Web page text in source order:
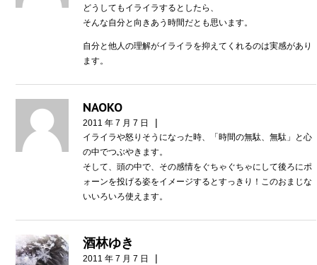
どうしてもイライラするとしたら、
そんな自分と向きあう時間だとも思います。
自分と他人の理解がイライラを抑えてくれるのは実感があり
ます。
NAOKO
2011 年 7 月 7 日 |
イライラや怒りそうになった時、「時間の無駄、無駄」と心
の中でつぶやきます。
そして、頭の中で、その感情をぐちゃぐちゃにして後ろにポ
ォーンを投げる姿をイメージするとすっきり！このおまじな
いいろいろ使えます。
酒林ゆき
2011 年 7 月 7 日 |